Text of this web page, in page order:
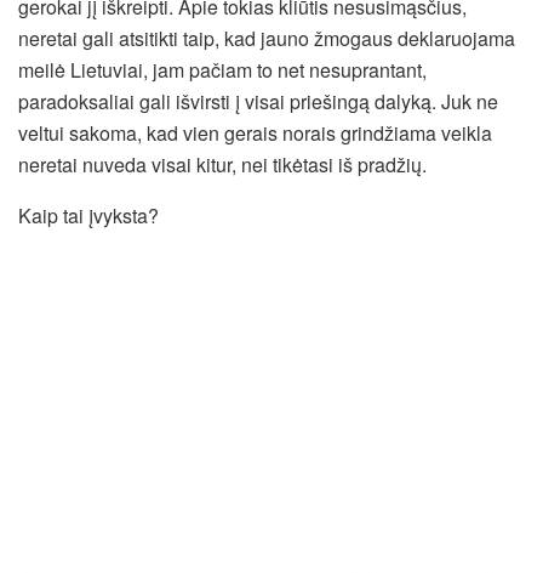
gerokai jį iškreipti. Apie tokias kliūtis nesusimąsčius,
neretai gali atsitikti taip, kad jauno žmogaus deklaruojama
meilė Lietuviai, jam pačiam to net nesuprantant,
paradoksaliai gali išvirsti į visai priešingą dalyką. Juk ne
veltui sakoma, kad vien gerais norais grindžiama veikla
neretai nuveda visai kitur, nei tikėtasi iš pradžių.
Kaip tai įvyksta?